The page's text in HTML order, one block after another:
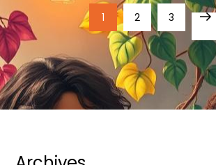
P
o
s
t
s
Page
1 Page
2 Page
3